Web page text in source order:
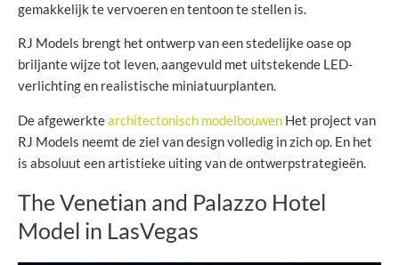
gemakkelijk te vervoeren en tentoon te stellen is.
RJ Models brengt het ontwerp van een stedelijke oase op
briljante wijze tot leven, aangevuld met uitstekende LED-
verlichting en realistische miniatuurplanten.
De afgewerktearchitectonisch modelbouwen Het project van
RJ Models neemt de ziel van design volledig in zich op. En het
is absoluut een artistieke uiting van de ontwerpstrategieën.
The Venetian and Palazzo Hotel
Model in LasVegas